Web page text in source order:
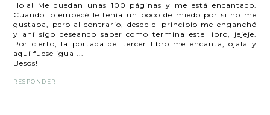
Hola! Me quedan unas 100 páginas y me está encantado.
Cuando lo empecé le tenía un poco de miedo por si no me
gustaba, pero al contrario, desde el principio me enganchó
y ahí sigo deseando saber como termina este libro, jejeje.
Por cierto, la portada del tercer libro me encanta, ojalá y
aquí fuese igual...
Besos!
RESPONDER